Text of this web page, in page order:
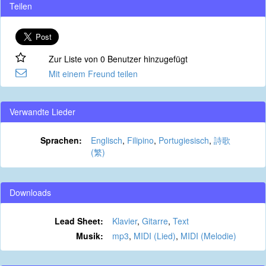
Teilen
Zur Liste von 0 Benutzer hinzugefügt
Mit einem Freund teilen
Verwandte Lieder
Sprachen: Englisch, Filipino, Portugiesisch, 詩歌
(繁)
Downloads
Lead Sheet: Klavier, Gitarre, Text
Musik:
mp3, MIDI (Lied), MIDI (Melodie)